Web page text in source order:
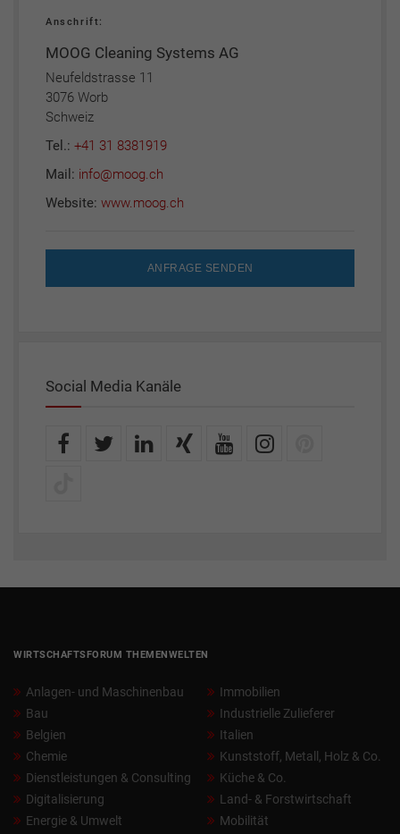
Anschrift:
MOOG Cleaning Systems AG
Neufeldstrasse 11
3076 Worb
Schweiz
Tel.: +41 31 8381919
Mail: info@moog.ch
Website: www.moog.ch
ANFRAGE SENDEN
Social Media Kanäle
WIRTSCHAFTSFORUM THEMENWELTEN
Anlagen- und Maschinenbau
Bau
Belgien
Chemie
Dienstleistungen & Consulting
Digitalisierung
Energie & Umwelt
Immobilien
Industrielle Zulieferer
Italien
Kunststoff, Metall, Holz & Co.
Küche & Co.
Land- & Forstwirtschaft
Mobilität